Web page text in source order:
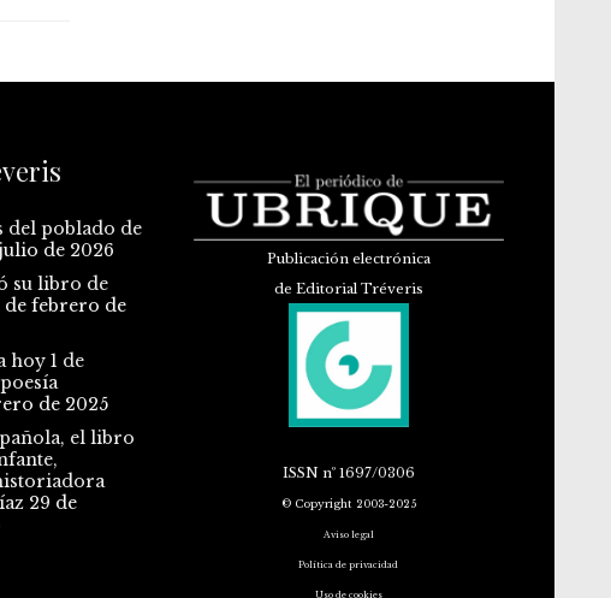
del poblado de
de 2026
su libro de
de febrero de
hoy 1 de
de 2025
el libro
29 de
Publicación electrónica
de Editorial Tréveris
ISSNnº 1697/0306
© Copyright 2003-2025
Aviso legal
Política de privacidad
Uso de cookies